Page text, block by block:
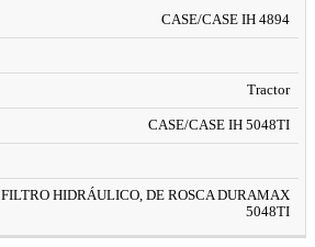
CASE/CASE IH 4894
Tractor
CASE/CASE IH 5048TI
FILTRO HIDRÁULICO, DE ROSCA DURAMAX
5048TI